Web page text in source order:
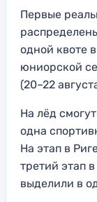
Первые
одной квоте
юниорской
(20–22
На лёд
одна
На этап в
третий этап
выделили в